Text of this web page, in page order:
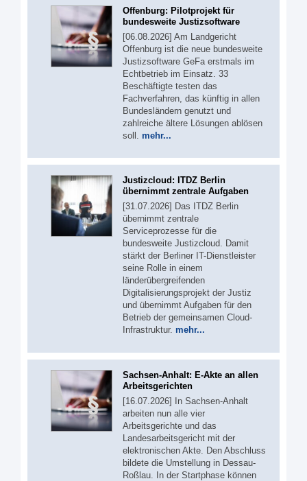
Offenburg: Pilotprojekt für
bundesweite Justizsoftware
[06.08.2026] Am Landgericht
Offenburg ist die neue bundesweite
Justizsoftware GeFa erstmals im
Echtbetrieb im Einsatz. 33
Beschäftigte testen das
Fachverfahren, das künftig in allen
Bundesländern genutzt und
zahlreiche ältere Lösungen ablösen
soll. mehr...
Justizcloud: ITDZ Berlin
übernimmt zentrale Aufgaben
[31.07.2026] Das ITDZ Berlin
übernimmt zentrale
Serviceprozesse für die
bundesweite Justizcloud. Damit
stärkt der Berliner IT-Dienstleister
seine Rolle in einem
länderübergreifenden
Digitalisierungsprojekt der Justiz
und übernimmt Aufgaben für den
Betrieb der gemeinsamen Cloud-
Infrastruktur. mehr...
Sachsen-Anhalt: E-Akte an allen
Arbeitsgerichten
[16.07.2026] In Sachsen-Anhalt
arbeiten nun alle vier
Arbeitsgerichte und das
Landesarbeitsgericht mit der
elektronischen Akte. Den Abschluss
bildete die Umstellung in Dessau-
Roßlau. In der Startphase können